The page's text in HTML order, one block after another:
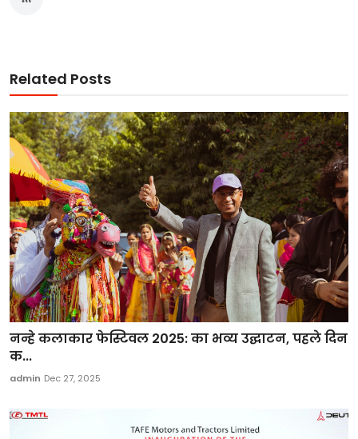
Related Posts
नन्हे कलाकार फेस्टिवल 2025: का भव्य उद्घाटन, पहले दिन
क...
admin Dec 27, 2025